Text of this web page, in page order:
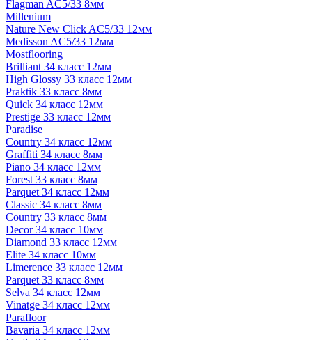
Flagman AC5/33 8мм
Millenium
Nature New Click AC5/33 12мм
Medisson AC5/33 12мм
Mostflooring
Brilliant 34 класс 12мм
High Glossy 33 класс 12мм
Praktik 33 класс 8мм
Quick 34 класс 12мм
Prestige 33 класс 12мм
Paradise
Country 34 класс 12мм
Graffiti 34 класс 8мм
Piano 34 класс 12мм
Forest 33 класс 8мм
Parquet 34 класс 12мм
Classic 34 класс 8мм
Country 33 класс 8мм
Decor 34 класс 10мм
Diamond 33 класс 12мм
Elite 34 класс 10мм
Limerence 33 класс 12мм
Parquet 33 класс 8мм
Selva 34 класс 12мм
Vinatge 34 класс 12мм
Parafloor
Bavaria 34 класс 12мм